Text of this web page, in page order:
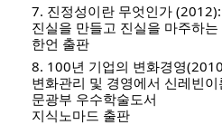
7. 진정성이란 무엇인가 (2012):
진실을 만들고 진실을 마주하
한언 출판
8. 100년 기업의 변화경영
변화관리 및 경영에서 신레빈이
문광부 우수학술도서
지식노마드 출판